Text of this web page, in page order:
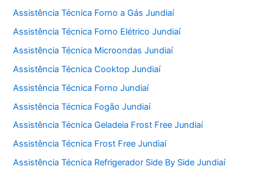
Assistência Técnica Forno a Gás Jundiaí
Assistência Técnica Forno Elétrico Jundiaí
Assistência Técnica Microondas Jundiaí
Assistência Técnica Cooktop Jundiaí
Assistência Técnica Forno Jundiaí
Assistência Técnica Fogão Jundiaí
Assistência Técnica Geladeia Frost Free Jundiaí
Assistência Técnica Frost Free Jundiaí
Assistência Técnica Refrigerador Side By Side Jundiaí